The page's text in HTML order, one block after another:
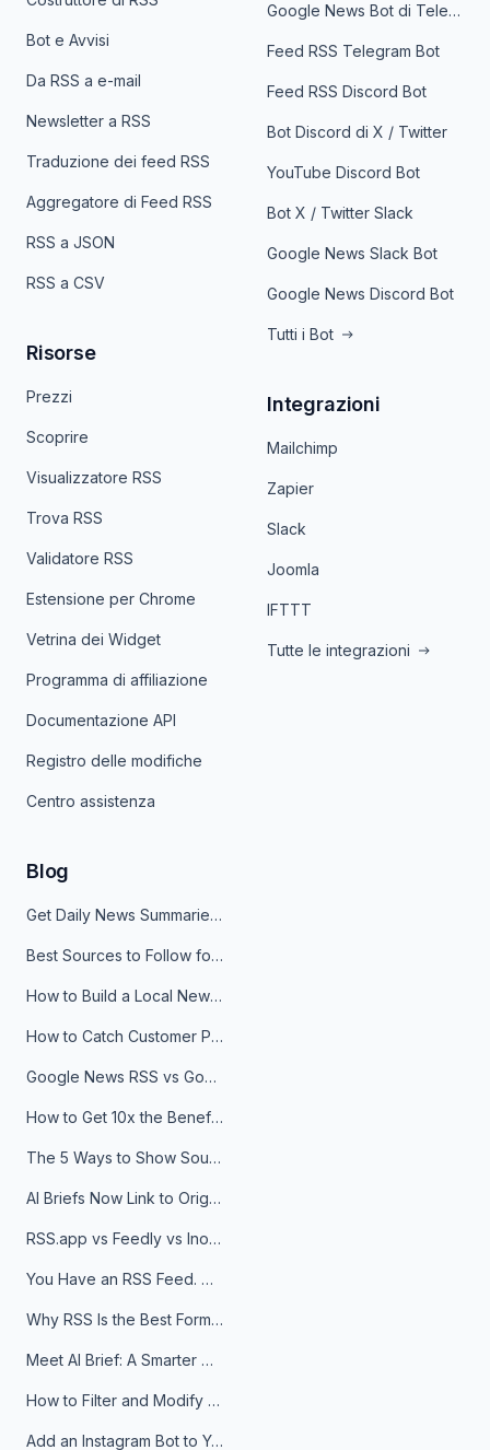
Bot e Avvisi
Da RSS a e-mail
Newsletter a RSS
Traduzione dei feed RSS
Aggregatore di Feed RSS
RSS a JSON
RSS a CSV
Risorse
Prezzi
Scoprire
Visualizzatore RSS
Trova RSS
Validatore RSS
Estensione per Chrome
Vetrina dei Widget
Programma di affiliazione
Documentazione API
Registro delle modifiche
Centro assistenza
Google News Bot di Telegram
Feed RSS Telegram Bot
Feed RSS Discord Bot
Bot Discord di X / Twitter
YouTube Discord Bot
Bot X / Twitter Slack
Google News Slack Bot
Google News Discord Bot
Tutti i Bot
Integrazioni
Mailchimp
Zapier
Slack
Joomla
IFTTT
Tutte le integrazioni
Blog
Get Daily News Summaries About Any Topic in Telegram, Discord, Slack, and Email
Best Sources to Follow for Crypto News in Your Reader (2026)
How to Build a Local News Hub That Updates Itself
How to Catch Customer Problems Before They Become Support Tickets
Google News RSS vs Google Alerts: Which Is Better for News Monitoring?
How to Get 10x the Benefits of Google Alerts
The 5 Ways to Show Sources in Your AI Brief, And When to Use Each
AI Briefs Now Link to Original Sources. Here's Why It Matters
RSS.app vs Feedly vs Inoreader: Which One Is Actually Right for You?
You Have an RSS Feed. Now What?
Why RSS Is the Best Format for AI Agents in 2026
Meet AI Brief: A Smarter Way to Stay on Top of Information
How to Filter and Modify RSS Feeds
Add an Instagram Bot to Your Telegram Channel, Group, or Topic